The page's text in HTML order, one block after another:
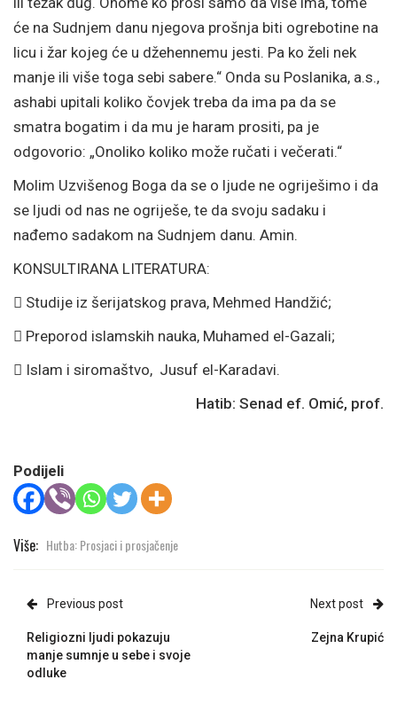
će na Sudnjem danu njegova prošnja biti ogrebotine na
licu i žar kojeg će u džehennemu jesti. Pa ko želi nek
manje ili više toga sebi sabere.“ Onda su Poslanika, a.s.,
ashabi upitali koliko čovjek treba da ima pa da se
smatra bogatim i da mu je haram prositi, pa je
odgovorio: „Onoliko koliko može ručati i večerati.“
Molim Uzvišenog Boga da se o ljude ne ogriješimo i da
se ljudi od nas ne ogriješe, te da svoju sadaku i
nađemo sadakom na Sudnjem danu. Amin.
KONSULTIRANA LITERATURA:
 Studije iz šerijatskog prava, Mehmed Handžić;
 Preporod islamskih nauka, Muhamed el-Gazali;
 Islam i siromaštvo, Jusuf el-Karadavi.
Hatib: Senad ef. Omić, prof.
Podijeli
Više: Hutba: Prosjaci i prosjačenje
Previous post
Religiozni ljudi pokazuju
manje sumnje u sebe i svoje
odluke
Next post
Zejna Krupić